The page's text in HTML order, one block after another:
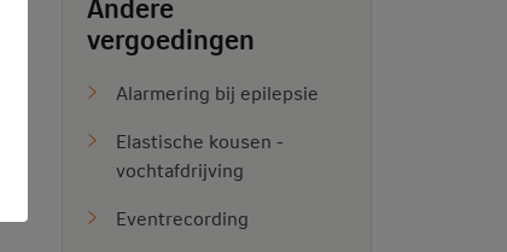
vergoedingen
Alarmering bij epilepsie
Elastische kousen -
vochtafdrijving
Eventrecording